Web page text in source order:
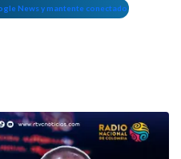
News y mantente conectado